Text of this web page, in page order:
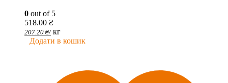
0 out of 5
518.00 ₴
207.20 ₴/ кг
Додати в кошик